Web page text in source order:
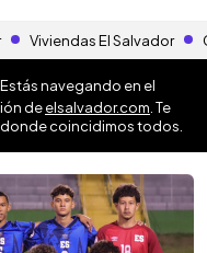
Viviendas El Salvador
navegando en el
deelsalvador.com . Te
coincidimos todos.